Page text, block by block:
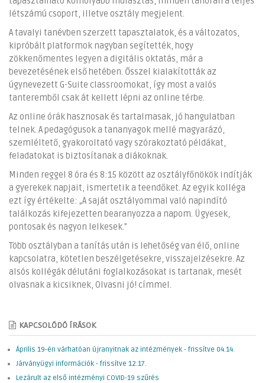
létszámú csoport, illetve osztály megjelent.
A tavalyi tanévben szerzett tapasztalatok, és a változatos,
kipróbált platformok nagyban segítették, hogy
zökkenőmentes legyen a digitális oktatás, már a
bevezetésének első hetében. Ősszel kialakították az
úgynevezett G-Suite classroomokat, így most a valós
tanteremből csak át kellett lépni az online térbe.
Az online órák hasznosak és tartalmasak, jó hangulatban
telnek. A pedagógusok a tananyagok mellé magyarázó,
szemléltető, gyakoroltató vagy szórakoztató példákat,
feladatokat is biztosítanak a diákoknak.
Minden reggel 8 óra és 8:15 között az osztályfőnökök indítják
a gyerekek napjait, ismertetik a teendőket. Az egyik kolléga
ezt így értékelte: „A saját osztályommal való napindító
találkozás kifejezetten bearanyozza a napom. Ügyesek,
pontosak és nagyon lelkesek.”
Több osztályban a tanítás után is lehetőség van élő, online
kapcsolatra, kötetlen beszélgetésekre, visszajelzésekre. Az
alsós kollégák délutáni foglalkozásokat is tartanak, mesét
olvasnak a kicsiknek, Olvasni jó! címmel.
KAPCSOLÓDÓ ÍRÁSOK
Április 19-én várhatóan újranyitnak az intézmények - frissítve 04.14.
Járványügyi információk - frissítve 12.17.
Lezárult az első intézményi COVID-19 szűrés